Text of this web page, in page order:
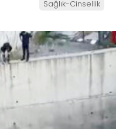
Sağlık-Cinsellik